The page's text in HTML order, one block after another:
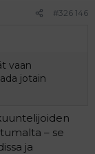
#326 146
vaan
jotain
– se
ja